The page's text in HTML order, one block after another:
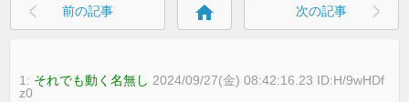
前の記事 home 次の記事
1: それでも動く名無し 2024/09/27(金) 08:42:16.23 ID:H/9wHDf
z0